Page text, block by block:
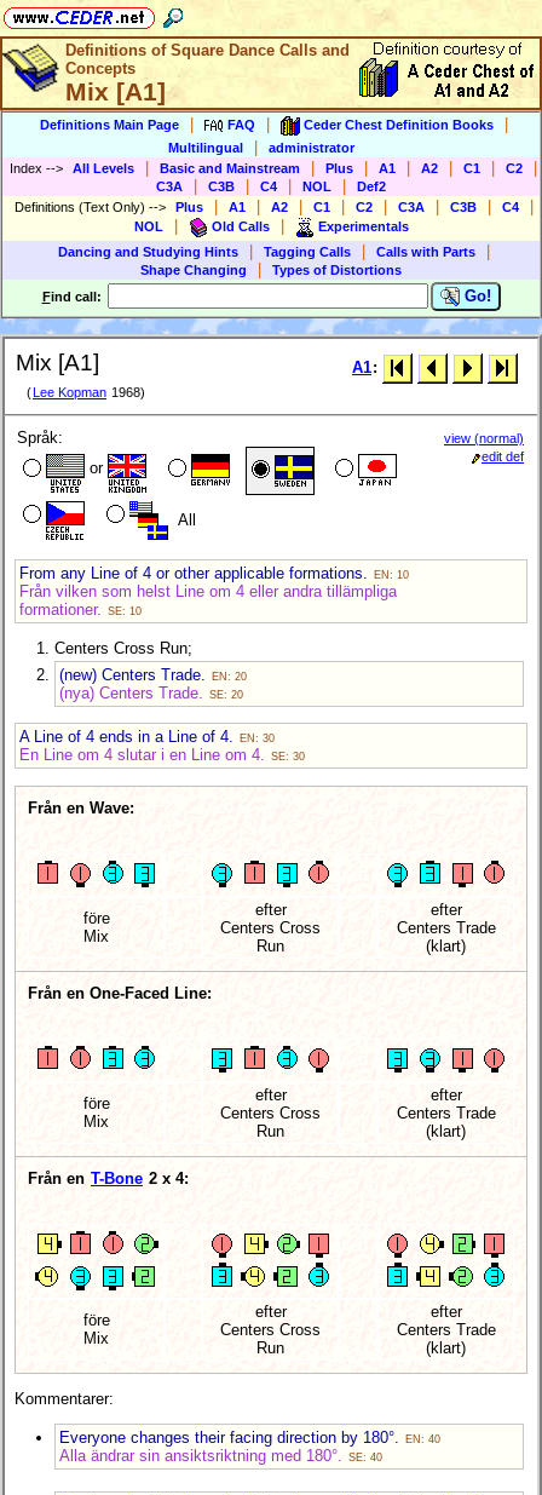
Definitions of Square Dance Calls and
Concepts
Mix [A1]
Definitions Main Page FAQ Ceder Chest Definition Books
Multilingual
administrator
Index --> All Levels Basic and Mainstream Plus A1 A2 C1 C2
C3A C3B C4 NOL
Def2
Definitions (Text Only) --> Plus A1 A2 C1 C2 C3A C3B C4
NOL Old Calls
Experimentals
Dancing and Studying Hints
Tagging Calls Calls with Parts
Shape Changing
Types of Distortions
Find call: Go!
Mix [A1]
( Lee Kopman 1968)
A1:
Språk:
or
All
view (normal)
edit def
From any Line of 4 or other applicable formations. EN: 10
Från vilken som helst Line om 4 eller andra tillämpliga
formationer.
SE: 10
Centers Cross Run;
(new) Centers Trade.
EN: 20
(nya) Centers Trade. SE: 20
A Line of 4 ends in a Line of 4. EN: 30
En Line om 4 slutar i en Line om 4. SE: 30
Från en Wave:
före
Mix
efter
Centers Cross
Run
efter
Centers Trade
(klart)
Från en One-Faced Line:
före
Mix
efter
Centers Cross
Run
efter
Centers Trade
(klart)
Från en T-Bone 2 x 4:
före
Mix
efter
Centers Cross
Run
efter
Centers Trade
(klart)
Kommentarer:
Everyone changes their facing direction by 180°. EN: 40
Alla ändrar sin ansiktsriktning med 180°. SE: 40